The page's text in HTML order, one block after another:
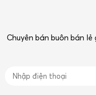
Chuyên bán buôn bán